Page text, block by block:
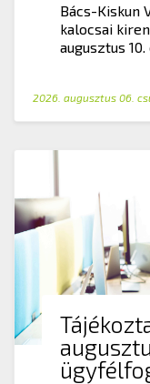
Bács-Kiskun
kalocsai
augusztus 10.
2026. augusztus 06.